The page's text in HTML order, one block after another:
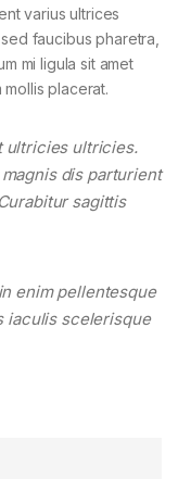
varius ultrices
faucibus pharetra,
mi ligula sit amet
placerat.
ultricies ultricies.
dis parturient
sagittis
enim pellentesque
iaculis scelerisque